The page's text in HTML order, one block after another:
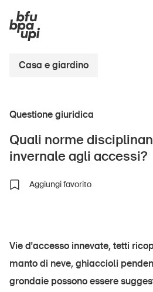
Sport e attività fisica
Casa e giardino
Edifici e impianti
Scuola
Imprese
Casa e giardino
Questione giuridica
Quali norme
invernale agli accessi?
Aggiungi favorito
Vie d'accesso innevate, tetti
manto di neve, ghiaccioli
grondaie possono essere